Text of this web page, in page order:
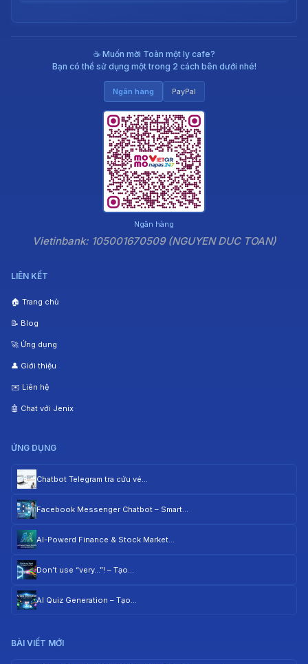
☕ Muốn mời Toàn một ly cafe?
Bạn có thể sử dụng một trong 2 cách bên dưới nhé!
Ngân hàng PayPal
Ngân hàng
Vietinbank: 105001670509 (NGUYEN DUC TOAN)
LIÊN KẾT
🏠 Trang chủ
📝 Blog
🚀 Ứng dụng
👤 Giới thiệu
✉️ Liên hệ
🤖 Chat với Jenix
ỨNG DỤNG
Chatbot Telegram tra cứu vé…
Facebook Messenger Chatbot – Smart…
AI-Powerd Finance & Stock Market…
Don’t use “very…”! – Tạo…
AI Quiz Generation – Tạo…
BÀI VIẾT MỚI